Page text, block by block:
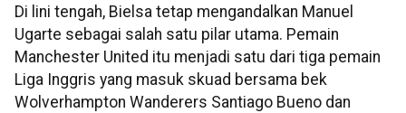
Di lini tengah, Bielsa tetap mengandalkan Manuel
Ugarte sebagai salah satu pilar utama. Pemain
Manchester United itu menjadi satu dari tiga pemain
Liga Inggris yang masuk skuad bersama bek
Wolverhampton Wanderers Santiago Bueno dan